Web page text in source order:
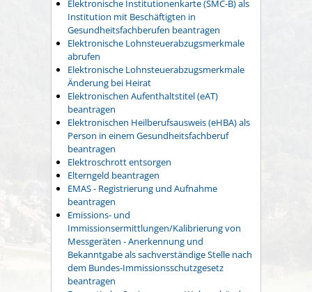
Elektronische Institutionenkarte (SMC-B) als
Institution mit Beschäftigten in
Gesundheitsfachberufen beantragen
Elektronische Lohnsteuerabzugsmerkmale
abrufen
Elektronische Lohnsteuerabzugsmerkmale
Änderung bei Heirat
Elektronischen Aufenthaltstitel (eAT)
beantragen
Elektronischen Heilberufsausweis (eHBA) als
Person in einem Gesundheitsfachberuf
beantragen
Elektroschrott entsorgen
Elterngeld beantragen
EMAS - Registrierung und Aufnahme
beantragen
Emissions- und
Immissionsermittlungen/Kalibrierung von
Messgeräten - Anerkennung und
Bekanntgabe als sachverständige Stelle nach
dem Bundes-Immissionsschutzgesetz
beantragen